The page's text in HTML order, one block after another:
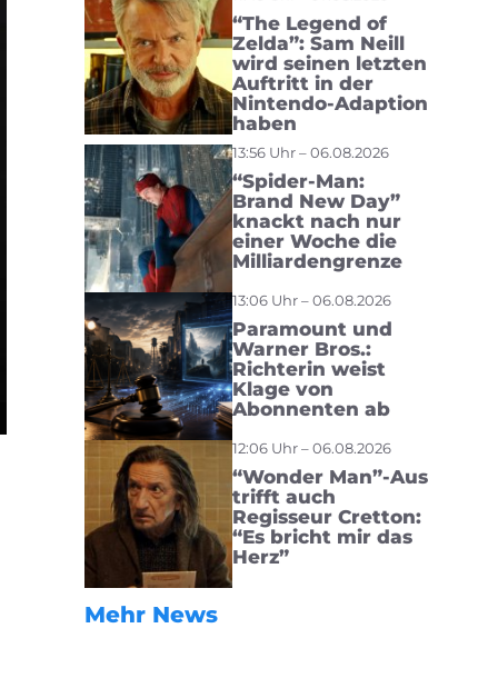
“The Legend of
Zelda”: Sam Neill
wird seinen letzten
Auftritt in der
Nintendo-Adaption
haben
13:56 Uhr – 06.08.2026
“Spider-Man:
Brand New Day”
knackt nach nur
einer Woche die
Milliardengrenze
13:06 Uhr – 06.08.2026
Paramount und
Warner Bros.:
Richterin weist
Klage von
Abonnenten ab
12:06 Uhr – 06.08.2026
“Wonder Man”-Aus
trifft auch
Regisseur Cretton:
“Es bricht mir das
Herz”
Mehr News